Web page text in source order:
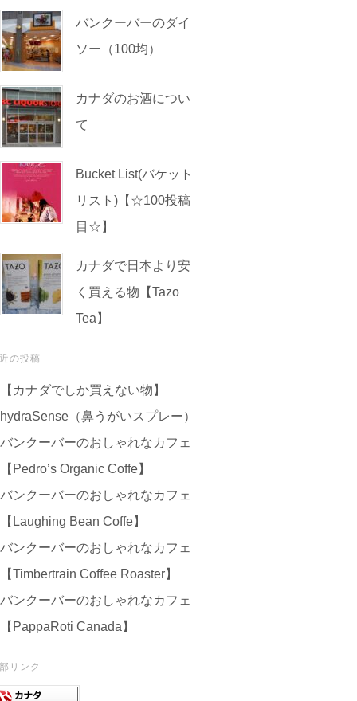
バンクーバーのダイ
ソー（100均）
カナダのお酒につい
て
Bucket List(バケット
リスト)【☆100投稿
目☆】
カナダで日本より安
く買える物【Tazo
Tea】
の投稿
【カナダでしか買えない物】
hydraSense（鼻うがいスプレー）
バンクーバーのおしゃれなカフェ
【Pedro’s Organic Coffe】
バンクーバーのおしゃれなカフェ
【Laughing Bean Coffe】
バンクーバーのおしゃれなカフェ
【Timbertrain Coffee Roaster】
バンクーバーのおしゃれなカフェ
【PappaRoti Canada】
リンク